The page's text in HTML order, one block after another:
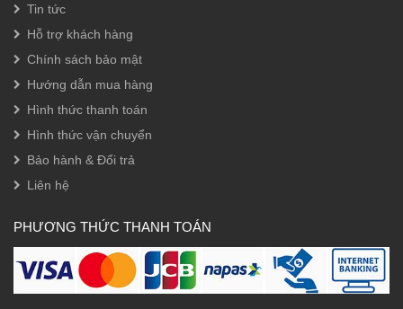
Tin tức
Hỗ trợ khách hàng
Chính sách bảo mật
Hướng dẫn mua hàng
Hình thức thanh toán
Hình thức vận chuyển
Bảo hành & Đổi trả
Liên hệ
PHƯƠNG THỨC THANH TOÁN